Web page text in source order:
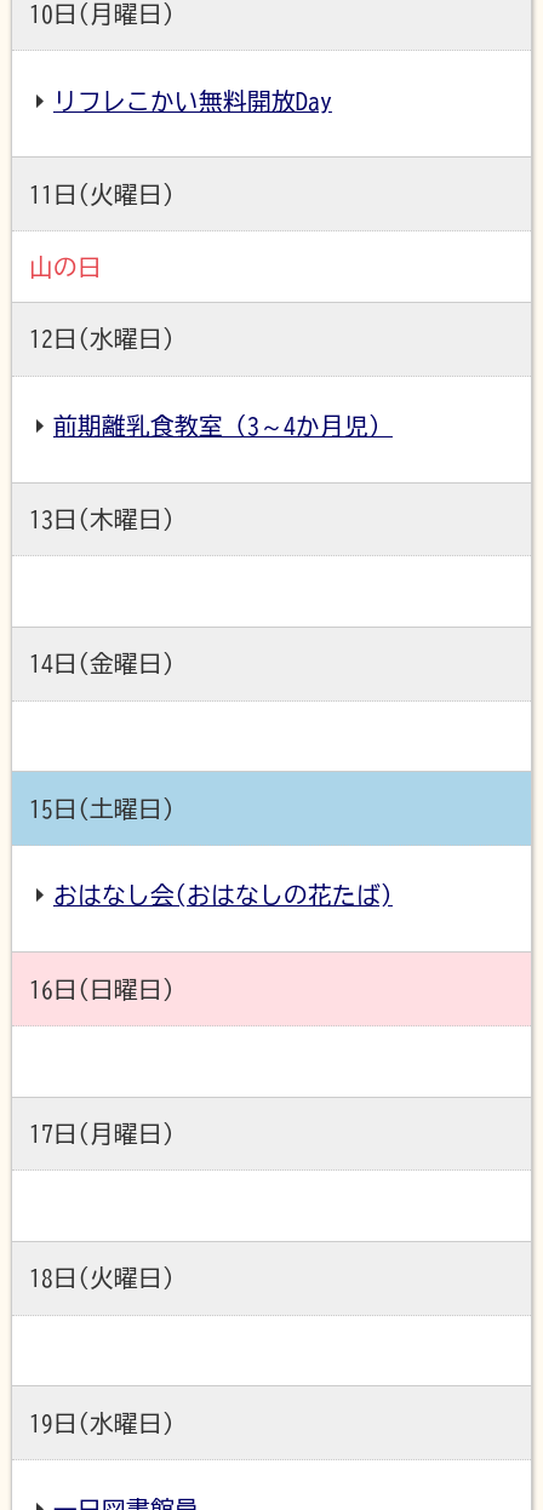
10日(月曜日)
リフレこかい無料開放Day
11日(火曜日)
山の日
12日(水曜日)
前期離乳食教室（3～4か月児）
13日(木曜日)
14日(金曜日)
15日(土曜日)
おはなし会(おはなしの花たば)
16日(日曜日)
17日(月曜日)
18日(火曜日)
19日(水曜日)